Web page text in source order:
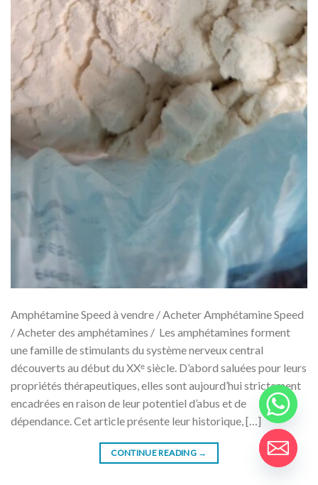
Amphétamine Speed ​​​​à vendre / Acheter Amphétamine Speed
/ Acheter des amphétamines / Les amphétamines forment
une famille de stimulants du système nerveux central
découverts au début du XXᵉ siècle. D’abord saluées pour leurs
propriétés thérapeutiques, elles sont aujourd’hui strictement
encadrées en raison de leur potentiel d’abus et de
dépendance. Cet article présente leur historique, […]
CONTINUE READING →